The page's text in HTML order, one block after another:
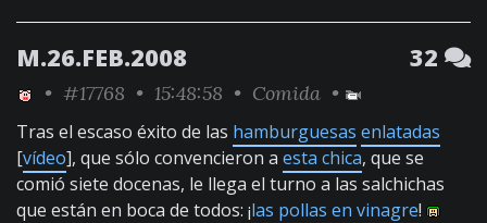
M.26.FEB.2008 32
• #17768 • 15:48:58 • Comida •
Tras el escaso éxito de las hamburguesas enlatadas
[vídeo], que sólo convencieron a esta chica, que se
comió siete docenas, le llega el turno a las salchichas
que están en boca de todos: ¡las pollas en vinagre!